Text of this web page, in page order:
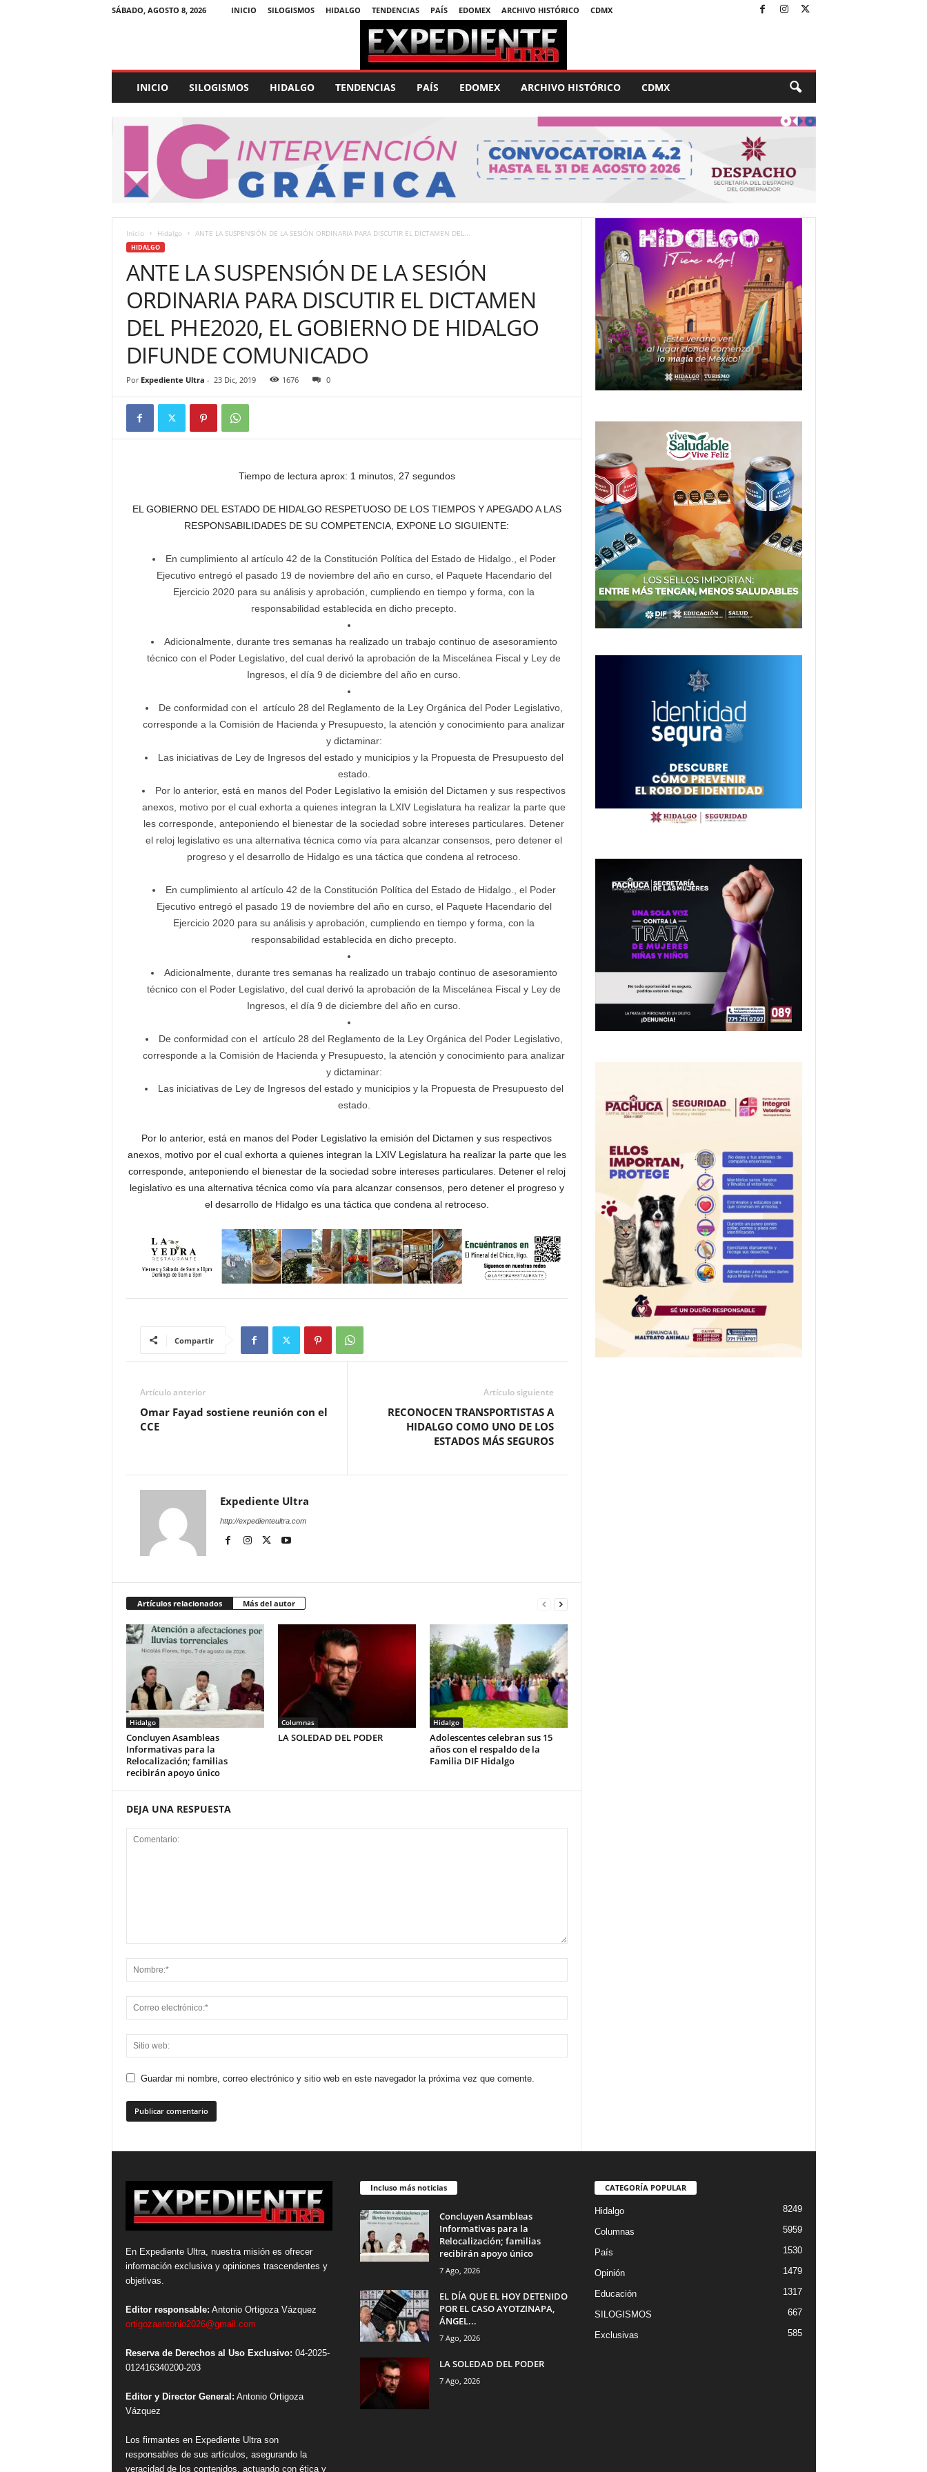
SÁBADO, AGOSTO 8, 2026 INICIO SILOGISMOS HIDALGO TENDENCIAS PAÍS EDOMEX ARCHIVO HISTÓRICO CDMX
p
e
U
INICIO SILOGISMOS HIDALGO TENDENCIAS PAÍS EDOMEX ARCHIVO HISTÓRICO CDMX
Inicio Hidalgo ANTE LA SUSPENSIÓN DE LA SESIÓN ORDINARIA PARA DISCUTIR EL DICTAMEN DEL...
HIDALGO
ANTE LA SUSPENSIÓN DE LA SESIÓN
ORDINARIA PARA DISCUTIR EL DICTAMEN
DEL PHE2020, EL GOBIERNO DE HIDALGO
DIFUNDE COMUNICADO
Por Expediente Ultra - 23 Dic, 2019 1676 0
Tiempo de lectura aprox: 1 minutos, 27 segundos
EL GOBIERNO DEL ESTADO DE HIDALGO RESPETUOSO DE LOS TIEMPOS Y APEGADO A LAS
RESPONSABILIDADES DE SU COMPETENCIA, EXPONE LO SIGUIENTE:
En cumplimiento al artículo 42 de la Constitución Política del Estado de Hidalgo., el Poder
Ejecutivo entregó el pasado 19 de noviembre del año en curso, el Paquete Hacendario del
Ejercicio 2020 para su análisis y aprobación, cumpliendo en tiempo y forma, con la
responsabilidad establecida en dicho precepto.
Adicionalmente, durante tres semanas ha realizado un trabajo continuo de asesoramiento
técnico con el Poder Legislativo, del cual derivó la aprobación de la Miscelánea Fiscal y Ley de
Ingresos, el día 9 de diciembre del año en curso.
De conformidad con el artículo 28 del Reglamento de la Ley Orgánica del Poder Legislativo,
corresponde a la Comisión de Hacienda y Presupuesto, la atención y conocimiento para analizar
y dictaminar:
Las iniciativas de Ley de Ingresos del estado y municipios y la Propuesta de Presupuesto del
estado.
Por lo anterior, está en manos del Poder Legislativo la emisión del Dictamen y sus respectivos
anexos, motivo por el cual exhorta a quienes integran la LXIV Legislatura ha realizar la parte que
les corresponde, anteponiendo el bienestar de la sociedad sobre intereses particulares. Detener
el reloj legislativo es una alternativa técnica como vía para alcanzar consensos, pero detener el
progreso y el desarrollo de Hidalgo es una táctica que condena al retroceso.
En cumplimiento al artículo 42 de la Constitución Política del Estado de Hidalgo., el Poder
Ejecutivo entregó el pasado 19 de noviembre del año en curso, el Paquete Hacendario del
Ejercicio 2020 para su análisis y aprobación, cumpliendo en tiempo y forma, con la
responsabilidad establecida en dicho precepto.
Adicionalmente, durante tres semanas ha realizado un trabajo continuo de asesoramiento
técnico con el Poder Legislativo, del cual derivó la aprobación de la Miscelánea Fiscal y Ley de
Ingresos, el día 9 de diciembre del año en curso.
De conformidad con el artículo 28 del Reglamento de la Ley Orgánica del Poder Legislativo,
corresponde a la Comisión de Hacienda y Presupuesto, la atención y conocimiento para analizar
y dictaminar:
Las iniciativas de Ley de Ingresos del estado y municipios y la Propuesta de Presupuesto del
estado.
Por lo anterior, está en manos del Poder Legislativo la emisión del Dictamen y sus respectivos
anexos, motivo por el cual exhorta a quienes integran la LXIV Legislatura ha realizar la parte que les
corresponde, anteponiendo el bienestar de la sociedad sobre intereses particulares. Detener el reloj
legislativo es una alternativa técnica como vía para alcanzar consensos, pero detener el progreso y
el desarrollo de Hidalgo es una táctica que condena al retroceso.
Compartir
Artículo anterior
Omar Fayad sostiene reunión con el
CCE
Artículo siguiente
RECONOCEN TRANSPORTISTAS A
HIDALGO COMO UNO DE LOS
ESTADOS MÁS SEGUROS
Expediente Ultra
http://expedienteultra.com
Artículos relacionados Más del autor
Hidalgo
Concluyen Asambleas
Informativas para la
Relocalización; familias
recibirán apoyo único
Columnas
LA SOLEDAD DEL PODER
Hidalgo
Adolescentes celebran sus 15
años con el respaldo de la
Familia DIF Hidalgo
DEJA UNA RESPUESTA
Guardar mi nombre, correo electrónico y sitio web en este navegador la próxima vez que comente.
En Expediente Ultra, nuestra misión es ofrecer
información exclusiva y opiniones trascendentes y
objetivas.
Editor responsable: Antonio Ortigoza Vázquez
ortigozaantonio2026@gmail.com
Reserva de Derechos al Uso Exclusivo: 04-2025-
012416340200-203
Editor y Director General: Antonio Ortigoza
Vázquez
Los firmantes en Expediente Ultra son
responsables de sus artículos, asegurando la
veracidad de los contenidos, actuando con ética y
Incluso más noticias
Concluyen Asambleas
Informativas para la
Relocalización; familias
recibirán apoyo único
7 Ago, 2026
EL DÍA QUE EL HOY DETENIDO
POR EL CASO AYOTZINAPA,
ÁNGEL...
7 Ago, 2026
LA SOLEDAD DEL PODER
7 Ago, 2026
CATEGORÍA POPULAR
Hidalgo 8249
Columnas 5959
País 1530
Opinión 1479
Educación 1317
SILOGISMOS 667
Exclusivas 585